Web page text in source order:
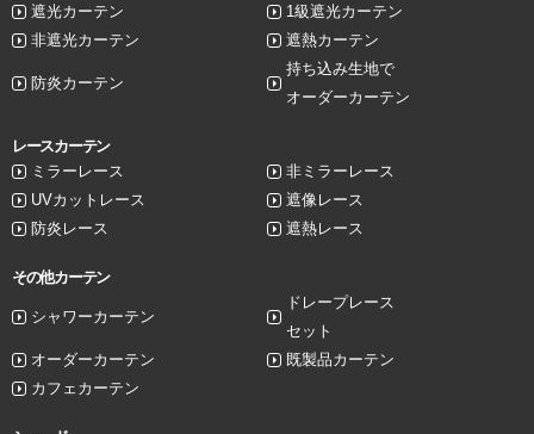
遮光カーテン
1級遮光カーテン
非遮光カーテン
遮熱カーテン
防炎カーテン
持ち込み生地で
オーダーカーテン
レースカーテン
ミラーレース
非ミラーレース
UVカットレース
遮像レース
防炎レース
遮熱レース
その他カーテン
シャワーカーテン
ドレープレース
セット
オーダーカーテン
既製品カーテン
カフェカーテン